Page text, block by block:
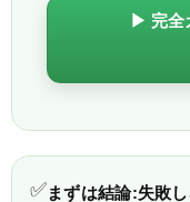
▶ 完全
✅ まずは結論:失敗